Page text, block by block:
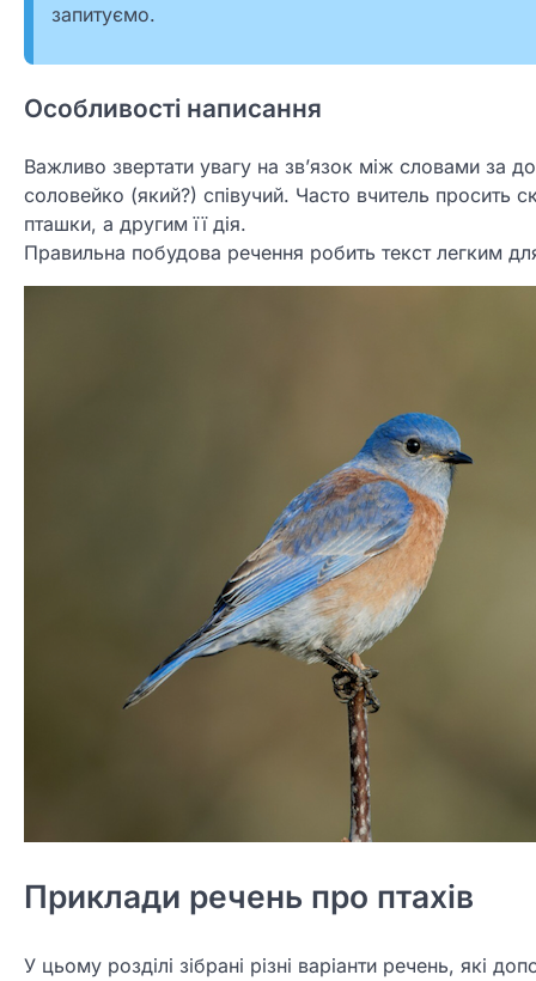
запитуємо.
Особливості написання
Важливо звертати увагу на зв’язок між словами за
соловейко (який?) співучий. Часто вчитель
пташки, а другим її дія.
Правильна побудова речення робить текст легким
Приклади речень про птахів
У цьому розділі зібрані різні варіанти речень, які